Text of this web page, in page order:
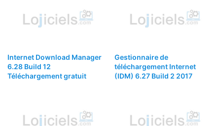
Internet Download Manager
6.28 Build 12
Téléchargement gratuit
Gestionnaire de
téléchargement Internet
(IDM) 6.27 Build 2 2017